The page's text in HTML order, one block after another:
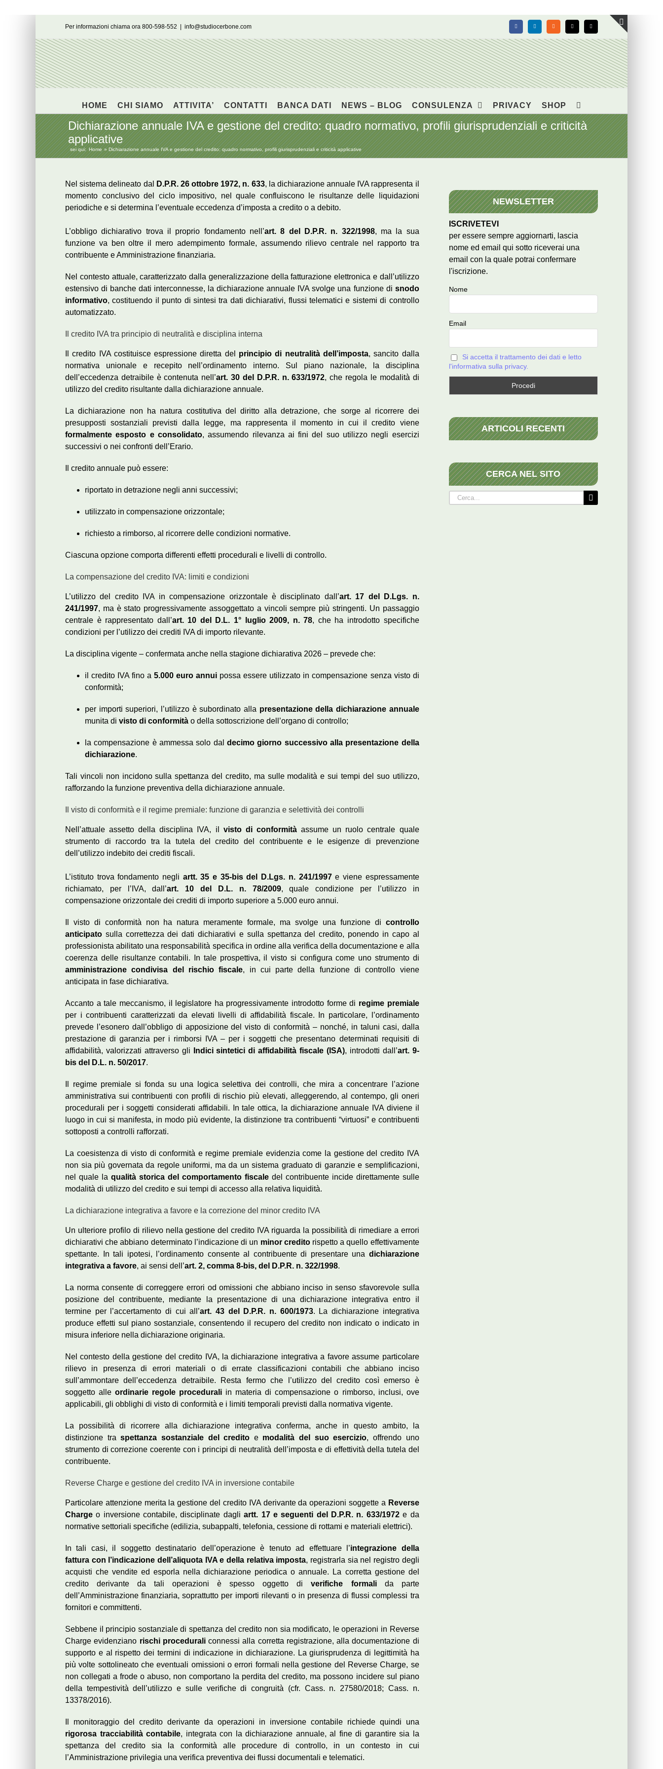
Per informazioni chiama ora 800-598-552 info@studiocerbone.com FacebookLinkedIn Rss X Email
HOME CHI SIAMO ATTIVITA’ CONTATTI BANCA DATI NEWS – BLOG CONSULENZA PRIVACY SHOP
Dichiarazione annuale IVA e gestione del credito: quadro normativo, profili giurisprudenziali e criticità
applicative
sei qui: Home Dichiarazione annuale IVA e gestione del credito: quadro normativo, profili giurisprudenziali e criticità applicative
Nel sistema delineato dal D.P.R. 26 ottobre 1972, n. 633, la dichiarazione annuale IVA rappresenta il
momento conclusivo del ciclo impositivo, nel quale confluiscono le risultanze delle liquidazioni
periodiche e si determina l’eventuale eccedenza d’imposta a credito o a debito.
L’obbligo dichiarativo trova il proprio fondamento nell’art. 8 del D.P.R. n. 322/1998, ma la sua
funzione va ben oltre il mero adempimento formale, assumendo rilievo centrale nel rapporto tra
contribuente e Amministrazione finanziaria.
Nel contesto attuale, caratterizzato dalla generalizzazione della fatturazione elettronica e dall’utilizzo
estensivo di banche dati interconnesse, la dichiarazione annuale IVA svolge una funzione di snodo
informativo, costituendo il punto di sintesi tra dati dichiarativi, flussi telematici e sistemi di controllo
automatizzato.
Il credito IVA tra principio di neutralità e disciplina interna
Il credito IVA costituisce espressione diretta del principio di neutralità dell’imposta, sancito dalla
normativa unionale e recepito nell’ordinamento interno. Sul piano nazionale, la disciplina
dell’eccedenza detraibile è contenuta nell’art. 30 del D.P.R. n. 633/1972, che regola le modalità di
utilizzo del credito risultante dalla dichiarazione annuale.
La dichiarazione non ha natura costitutiva del diritto alla detrazione, che sorge al ricorrere dei
presupposti sostanziali previsti dalla legge, ma rappresenta il momento in cui il credito viene
formalmente esposto e consolidato, assumendo rilevanza ai fini del suo utilizzo negli esercizi
successivi o nei confronti dell’Erario.
Il credito annuale può essere:
riportato in detrazione negli anni successivi;
utilizzato in compensazione orizzontale;
richiesto a rimborso, al ricorrere delle condizioni normative.
Ciascuna opzione comporta differenti effetti procedurali e livelli di controllo.
La compensazione del credito IVA: limiti e condizioni
L’utilizzo del credito IVA in compensazione orizzontale è disciplinato dall’art. 17 del D.Lgs. n.
241/1997, ma è stato progressivamente assoggettato a vincoli sempre più stringenti. Un passaggio
centrale è rappresentato dall’art. 10 del D.L. 1° luglio 2009, n. 78, che ha introdotto specifiche
condizioni per l’utilizzo dei crediti IVA di importo rilevante.
La disciplina vigente – confermata anche nella stagione dichiarativa 2026 – prevede che:
il credito IVA fino a5.000 euro annui possa essere utilizzato in compensazione senza visto di
conformità;
per importi superiori, l’utilizzo è subordinato alla presentazione della dichiarazione annuale
munita di visto di conformità o della sottoscrizione dell’organo di controllo;
la compensazione è ammessa solo dal decimo giorno successivo alla presentazione della
dichiarazione.
Tali vincoli non incidono sulla spettanza del credito, ma sulle modalità e sui tempi del suo utilizzo,
rafforzando la funzione preventiva della dichiarazione annuale.
Il visto di conformità e il regime premiale: funzione di garanzia e selettività dei controlli
Nell’attuale assetto della disciplina IVA, il visto di conformità assume un ruolo centrale quale
strumento di raccordo tra la tutela del credito del contribuente e le esigenze di prevenzione
dell’utilizzo indebito dei crediti fiscali.
L’istituto trova fondamento negli artt. 35 e 35-bis del D.Lgs. n. 241/1997e viene espressamente
richiamato, per l’IVA, dall’art. 10 del D.L. n. 78/2009, quale condizione per l’utilizzo in
compensazione orizzontale dei crediti di importo superiore a 5.000 euro annui.
Il visto di conformità non ha natura meramente formale, ma svolge una funzione di controllo
anticipato sulla correttezza dei dati dichiarativi e sulla spettanza del credito, ponendo in capo al
professionista abilitato una responsabilità specifica in ordine alla verifica della documentazione e alla
coerenza delle risultanze contabili. In tale prospettiva, il visto si configura come uno strumento di
amministrazione condivisa del rischio fiscale, in cui parte della funzione di controllo viene
anticipata in fase dichiarativa.
Accanto a tale meccanismo, il legislatore ha progressivamente introdotto forme di regime premiale
per i contribuenti caratterizzati da elevati livelli di affidabilità fiscale. In particolare, l’ordinamento
prevede l’esonero dall’obbligo di apposizione del visto di conformità – nonché, in taluni casi, dalla
prestazione di garanzia per i rimborsi IVA – per i soggetti che presentano determinati requisiti di
affidabilità, valorizzati attraverso gli
Indici sintetici di affidabilità fiscale (ISA), introdotti dall’art. 9-
bis del D.L. n. 50/2017.
Il regime premiale si fonda su una logica selettiva dei controlli, che mira a concentrare l’azione
amministrativa sui contribuenti con profili di rischio più elevati, alleggerendo, al contempo, gli oneri
procedurali per i soggetti considerati affidabili. In tale ottica, la dichiarazione annuale IVA diviene il
luogo in cui si manifesta, in modo più evidente, la distinzione tra contribuenti “virtuosi” e contribuenti
sottoposti a controlli rafforzati.
La coesistenza di visto di conformità e regime premiale evidenzia come la gestione del credito IVA
non sia più governata da regole uniformi, ma da un sistema graduato di garanzie e semplificazioni,
nel quale la qualità storica del comportamento fiscaledel contribuente incide direttamente sulle
modalità di utilizzo del credito e sui tempi di accesso alla relativa liquidità.
La dichiarazione integrativa a favore e la correzione del minor credito IVA
Un ulteriore profilo di rilievo nella gestione del credito IVA riguarda la possibilità di rimediare a errori
dichiarativi che abbiano determinato l’indicazione di un minor creditorispetto a quello effettivamente
spettante. In tali ipotesi, l’ordinamento consente al contribuente di presentare una dichiarazione
integrativa a favore, ai sensi dell’art. 2, comma 8-bis, del D.P.R. n. 322/1998.
La norma consente di correggere errori od omissioni che abbiano inciso in senso sfavorevole sulla
posizione del contribuente, mediante la presentazione di una dichiarazione integrativa entro il
termine per l’accertamento di cui all’art. 43 del D.P.R. n. 600/1973. La dichiarazione integrativa
produce effetti sul piano sostanziale, consentendo il recupero del credito non indicato o indicato in
misura inferiore nella dichiarazione originaria.
Nel contesto della gestione del credito IVA, la dichiarazione integrativa a favore assume particolare
rilievo in presenza di errori materiali o di errate classificazioni contabili che abbiano inciso
sull’ammontare dell’eccedenza detraibile. Resta fermo che l’utilizzo del credito così emerso è
soggetto alleordinarie regole procedurali in materia di compensazione o rimborso, inclusi, ove
applicabili, gli obblighi di visto di conformità e i limiti temporali previsti dalla normativa vigente.
La possibilità di ricorrere alla dichiarazione integrativa conferma, anche in questo ambito, la
distinzione traspettanza sostanziale del credito e modalità del suo esercizio, offrendo uno
strumento di correzione coerente con i principi di neutralità dell’imposta e di effettività della tutela del
contribuente.
Reverse Charge e gestione del credito IVA in inversione contabile
Particolare attenzione merita la gestione del credito IVA derivante da operazioni soggette a Reverse
Charge o inversione contabile, disciplinate dagliartt. 17 e seguenti del D.P.R. n. 633/1972e da
normative settoriali specifiche (edilizia, subappalti, telefonia, cessione di rottami e materiali elettrici).
In tali casi, il soggetto destinatario dell’operazione è tenuto ad effettuare l’integrazione della
fattura con l’indicazione dell’aliquota IVA e della relativa imposta, registrarla sia nel registro degli
acquisti che vendite ed esporla nella dichiarazione periodica o annuale. La corretta gestione del
credito derivante da tali operazioni è spesso oggetto diverifiche formalida parte
dell’Amministrazione finanziaria, soprattutto per importi rilevanti o in presenza di flussi complessi tra
fornitori e committenti.
Sebbene il principio sostanziale di spettanza del credito non sia modificato, le operazioni in Reverse
Charge evidenziano rischi proceduraliconnessi alla corretta registrazione, alla documentazione di
supporto e al rispetto dei termini di indicazione in dichiarazione. La giurisprudenza di legittimità ha
più volte sottolineato che eventuali omissioni o errori formali nella gestione del Reverse Charge, se
non collegati a frode o abuso, non comportano la perdita del credito, ma possono incidere sul piano
della tempestività dell’utilizzo e sulle verifiche di congruità (cfr. Cass. n. 27580/2018; Cass. n.
13378/2016).
Il monitoraggio del credito derivante da operazioni in inversione contabile richiede quindi una
rigorosa tracciabilità contabile, integrata con la dichiarazione annuale, al fine di garantire sia la
spettanza del credito sia la conformità alle procedure di controllo, in un contesto in cui
l’Amministrazione privilegia una verifica preventiva dei flussi documentali e telematici.
NEWSLETTER
ISCRIVETEVI
per essere sempre aggiornarti, lascia
nome ed email qui sotto riceverai una
email con la quale potrai confermare
l'iscrizione.
Nome
Email
Si accetta il trattamento dei dati e letto
l'informativa sulla privacy.
ARTICOLI RECENTI
CERCA NEL SITO
Cerca
per:
Toggle
area
barra
scorrevole